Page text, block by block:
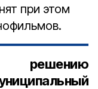
при этом
решению